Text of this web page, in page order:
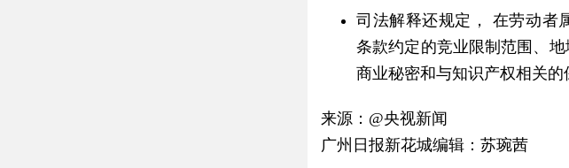
司法解释还规定， 在劳动者
条款约定的竞业限制范围、
商业秘密和与知识产权相关的
来源：@央视新闻
广州日报新花城编辑：苏琬茜